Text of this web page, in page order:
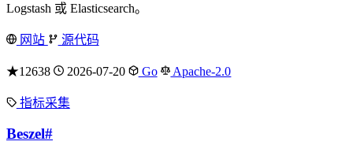
Logstash 或 Elasticsearch。
网站 源代码
★12638 2026-07-20 Go Apache-2.0
指标采集
Beszel#